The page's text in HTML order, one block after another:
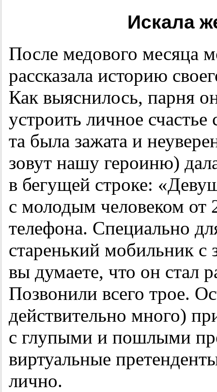
Искала
После медового месяца
рассказала историю
Как выяснилось, парня
устроить личное
та была зажата и
зовут нашу героиню)
в бегущей строке:
с молодым человеком от
телефона. Специально
старенький мобильник
вы думаете, что он стал
Позвонили всего трое.
действительно много)
с глупыми и пошлыми
виртуальные
лично.